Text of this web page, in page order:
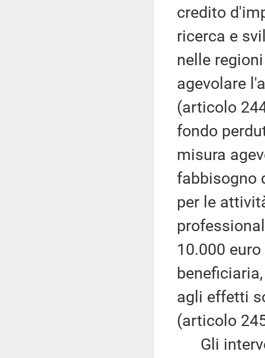
credito
ricerca e
nelle
agevolare
(articolo
fondo
misura
fabbisogno
per le
10.000
agli effetti
(articolo
Gli